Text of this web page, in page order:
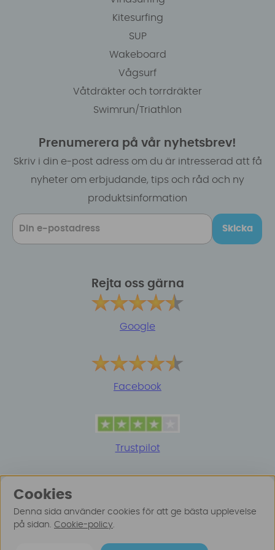
Kitesurfing
SUP
Wakeboard
Vågsurf
Våtdräkter och torrdräkter
Swimrun/Triathlon
Prenumerera på vår nyhetsbrev!
Skriv i din e-post adress om du är intresserad att få
nyheter om erbjudande, tips och råd och ny
produktsinformation
Skicka
Rejta oss gärna
Google
Facebook
Trustpilot
Cookies
Denna sida använder cookies för att ge bästa upplevelse
på sidan. Cookie-policy.